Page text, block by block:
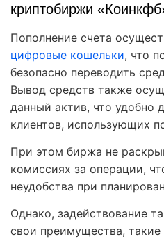
криптобиржи
Пополнение счета
цифровые кошельки, что
безопасно переводить
Вывод средств также
данный актив, что удобно
клиентов, использующих
При этом биржа не
комиссиях за операции,
неудобства при
Однако, задействование
свои преимущества,